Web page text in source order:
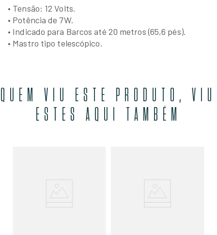
• Tensão: 12 Volts.
• Potência de 7W.
• Indicado para Barcos até 20 metros (65,6 pés).
• Mastro tipo telescópico.
QUEM VIU ESTE PRODUTO, VIU
ESTES AQUI TAMBÉM